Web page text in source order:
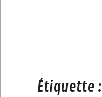
Étiquette :